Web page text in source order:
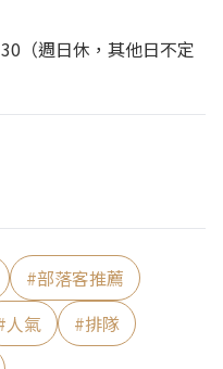
（週日休，其他日不定
#部落客推薦
人氣 #排隊